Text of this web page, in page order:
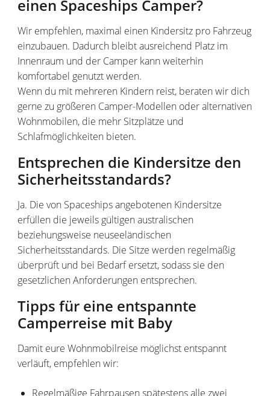
einen Spaceships Camper?
Wir empfehlen, maximal einen Kindersitz pro Fahrzeug
einzubauen. Dadurch bleibt ausreichend Platz im
Innenraum und der Camper kann weiterhin
komfortabel genutzt werden.
Wenn du mit mehreren Kindern reist, beraten wir dich
gerne zu größeren Camper-Modellen oder alternativen
Wohnmobilen, die mehr Sitzplätze und
Schlafmöglichkeiten bieten.
Entsprechen die Kindersitze den
Sicherheitsstandards?
Ja. Die von Spaceships angebotenen Kindersitze
erfüllen die jeweils gültigen australischen
beziehungsweise neuseeländischen
Sicherheitsstandards. Die Sitze werden regelmäßig
überprüft und bei Bedarf ersetzt, sodass sie den
gesetzlichen Anforderungen entsprechen.
Tipps für eine entspannte
Camperreise mit Baby
Damit eure Wohnmobilreise möglichst entspannt
verläuft, empfehlen wir:
Regelmäßige Fahrpausen spätestens alle zwei